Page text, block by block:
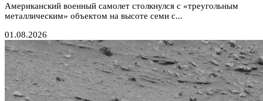
Американский военный самолет столкнулся с «треугольным
металлическим» объектом на высоте семи с...
01.08.2026